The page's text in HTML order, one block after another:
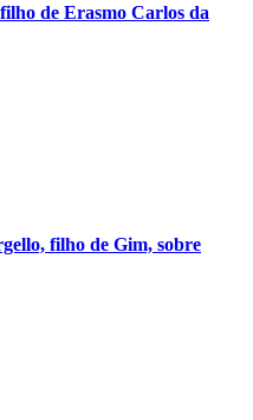
de Erasmo Carlos da
filho de Gim, sobre